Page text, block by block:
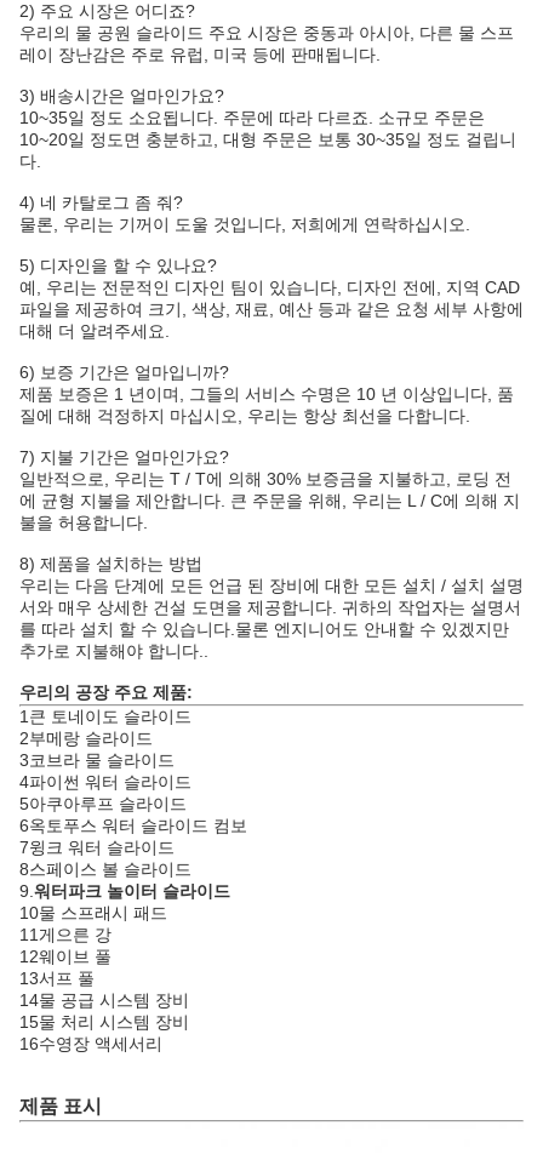
2) 주요 시장은 어디죠?
우리의 물 공원 슬라이드 주요 시장은 중동과 아시아, 다른 물 스프
레이 장난감은 주로 유럽, 미국 등에 판매됩니다.
3) 배송시간은 얼마인가요?
10~35일 정도 소요됩니다. 주문에 따라 다르죠. 소규모 주문은
10~20일 정도면 충분하고, 대형 주문은 보통 30~35일 정도 걸립니
다.
4) 네 카탈로그 좀 줘?
물론, 우리는 기꺼이 도울 것입니다, 저희에게 연락하십시오.
5) 디자인을 할 수 있나요?
예, 우리는 전문적인 디자인 팀이 있습니다, 디자인 전에, 지역 CAD
파일을 제공하여 크기, 색상, 재료, 예산 등과 같은 요청 세부 사항에
대해 더 알려주세요.
6) 보증 기간은 얼마입니까?
제품 보증은 1 년이며, 그들의 서비스 수명은 10 년 이상입니다, 품
질에 대해 걱정하지 마십시오, 우리는 항상 최선을 다합니다.
7) 지불 기간은 얼마인가요?
일반적으로, 우리는 T / T에 의해 30% 보증금을 지불하고, 로딩 전
에 균형 지불을 제안합니다. 큰 주문을 위해, 우리는 L / C에 의해 지
불을 허용합니다.
8) 제품을 설치하는 방법
우리는 다음 단계에 모든 언급 된 장비에 대한 모든 설치 / 설치 설명
서와 매우 상세한 건설 도면을 제공합니다. 귀하의 작업자는 설명서
를 따라 설치 할 수 있습니다.물론 엔지니어도 안내할 수 있겠지만
추가로 지불해야 합니다..
우리의 공장 주요 제품:
1큰 토네이도 슬라이드
2부메랑 슬라이드
3코브라 물 슬라이드
4파이썬 워터 슬라이드
5아쿠아루프 슬라이드
6옥토푸스 워터 슬라이드 컴보
7윙크 워터 슬라이드
8스페이스 볼 슬라이드
9. 워터파크 놀이터 슬라이드
10물 스프래시 패드
11게으른 강
12웨이브 풀
13서프 풀
14물 공급 시스템 장비
15물 처리 시스템 장비
16수영장 액세서리
제품 표시